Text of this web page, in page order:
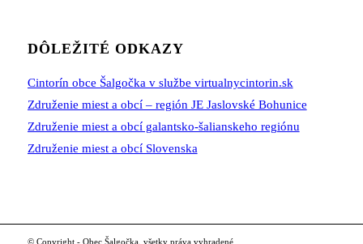
DÔLEŽITÉ ODKAZY
Cintorín obce Šalgočka v službe virtualnycintorin.sk
Združenie miest a obcí – región JE Jaslovské Bohunice
Združenie miest a obcí galantsko-šalianskeho regiónu
Združenie miest a obcí Slovenska
© Copyright - Obec Šalgočka, všetky práva vyhradené